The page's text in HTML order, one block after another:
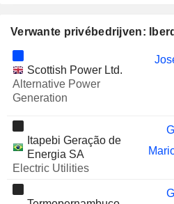
Verwante privébedrijven:
Scottish Power Ltd.
Alternative Power
Generation
Itapebi Geração de
Energia SA
Electric Utilities